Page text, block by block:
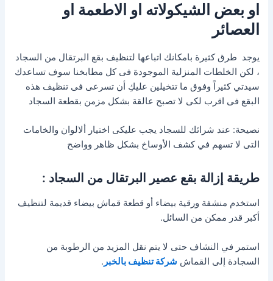
او بعض الشيكولاته او الاطعمة او
العصائر
يوجد طرق كثيرة بامكانك اتباعها لتنظيف بقع البرتقال من السجاد
، لكن الخلطات المنزلية الموجودة فى كل مطابخنا سوف تساعدك
سيدتي كثيراً وفوق ما تتخيلين عليكِ أن تسرعى فى تنظيف هذه
البقع فى اقرب لكى لا تصبح عالقة بشكل مزمن بقطعة السجاد
نصيحة: عند شرائك للسجاد يجب عليكى اختيار ألالوان والخامات
التى لا تسهم في كشف الأوساخ بشكل ظاهر وواضح
طريقة إزالة بقع عصير البرتقال من السجاد :
استخدم منشفة ورقية بيضاء أو قطعة قماش بيضاء قديمة لتنظيف
أكبر قدر ممكن من السائل.
استمر في النشاف حتى لا يتم نقل المزيد من الرطوبة من
السجادة إلى القماش شركة تنظيف بالخبر .